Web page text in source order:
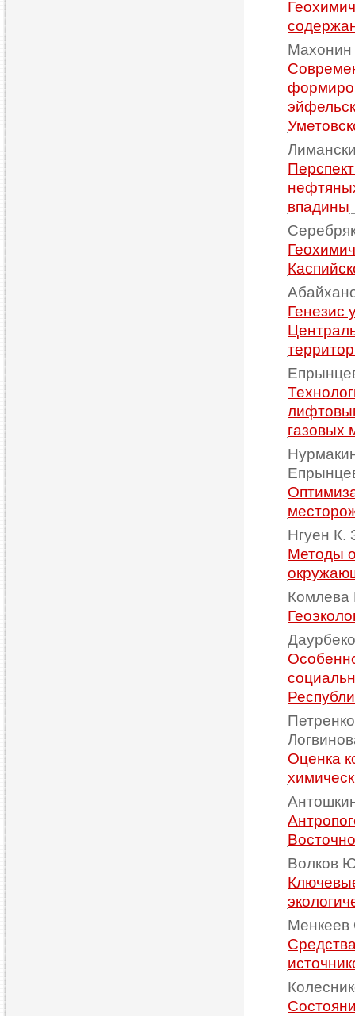
впадины
Генезис
газовых
Нгуен К.
Методы
Комлева
Оценка
Волков
Менкеев